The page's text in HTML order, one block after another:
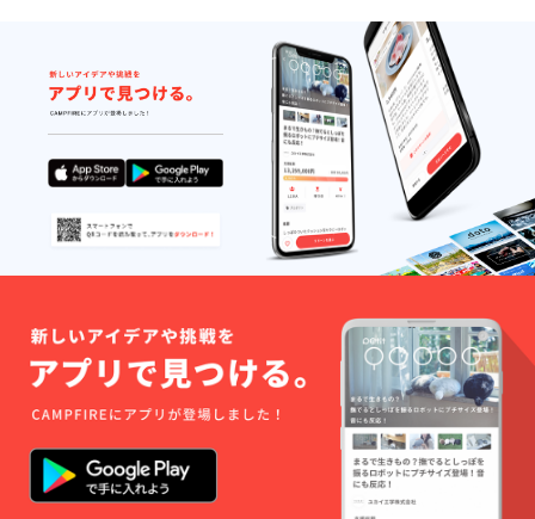
業様主
催イベ
ントへ
出演 (大
会出場
メン
バー
が、イ
ベント
やパー
ティー
を盛り
上げま
す) ・イ
出演有
効期限:
2025年
9月～
2026年
12月末
迄(出演
は1回に
限りま
②STUD